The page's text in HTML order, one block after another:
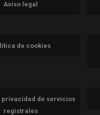
nueva)
nueva)
Aviso legal
de cookies
privacidad de servicios
registrales